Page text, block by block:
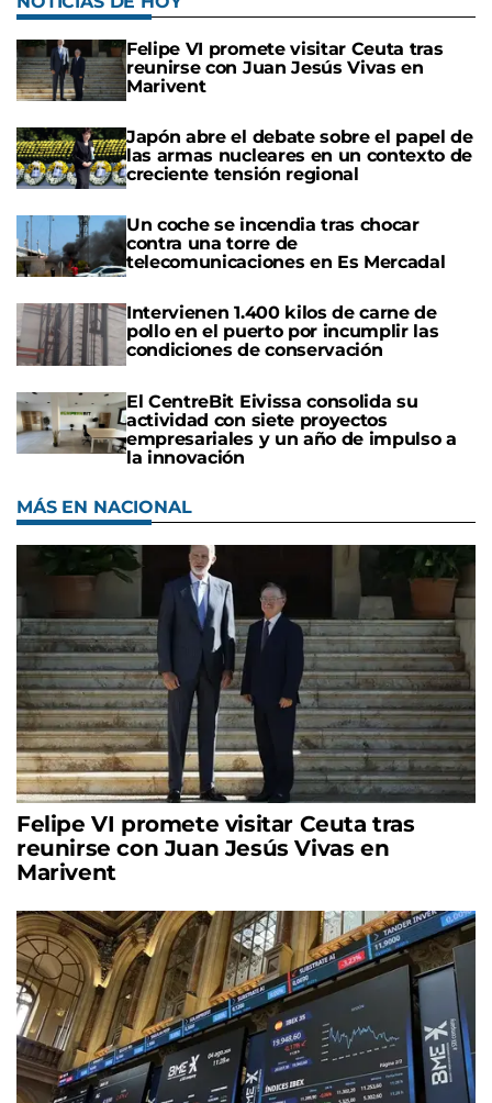
Felipe VI promete visitar Ceuta tras
reunirse con Juan Jesús Vivas en
Marivent
Japón abre el debate sobre el papel de
las armas nucleares en un contexto de
creciente tensión regional
Un coche se incendia tras chocar
contra una torre de
telecomunicaciones en Es Mercadal
Intervienen 1.400 kilos de carne de
pollo en el puerto por incumplir las
condiciones de conservación
El CentreBit Eivissa consolida su
actividad con siete proyectos
empresariales y un año de impulso a
la innovación
MÁS EN NACIONAL
Felipe VI promete visitar Ceuta tras
reunirse con Juan Jesús Vivas en
Marivent